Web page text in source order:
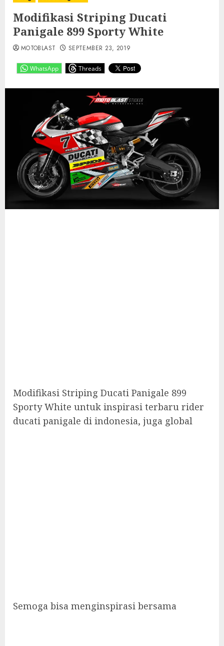
Modifikasi Striping Ducati
Panigale 899 Sporty White
WhatsApp Threads
MOTOBLAST SEPTEMBER 23, 2019
Modifikasi Striping Ducati Panigale 899
Sporty White untuk inspirasi terbaru rider
ducati panigale di indonesia, juga global
Semoga bisa menginspirasi bersama